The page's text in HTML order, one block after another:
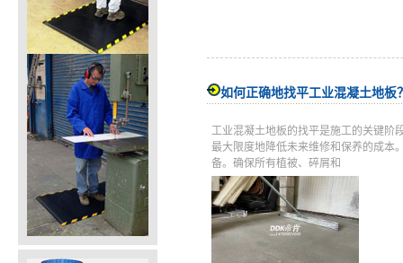
如何正确地找平工业混凝土地板
工业混凝土地板的找平是施工的关键阶
最大限度地降低未来维修和保养的成本
备。确保所有植被、碎屑和